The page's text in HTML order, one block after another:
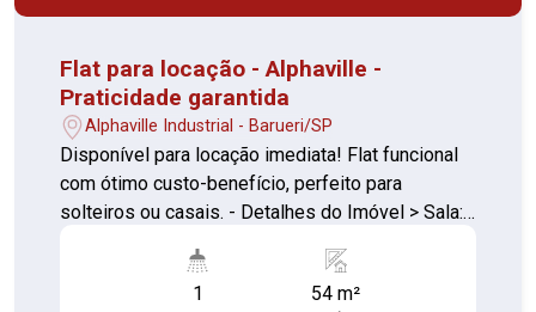
Flat para locação - Alphaville -
Praticidade garantida
Alphaville Industrial - Barueri/SP
Disponível para locação imediata! Flat funcional
com ótimo custo-benefício, perfeito para
solteiros ou casais. - Detalhes do Imóvel > Sala:
para descanso > Cozinha: com armários básicos
> Banheiros: com box e armário - Infraestrutura
1 54 m²